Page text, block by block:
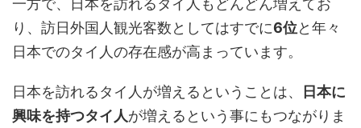
一方で、日本を訪れるタイ人もどんどん増えてお
り、訪日外国人観光客数としてはすでに6位と年々
日本でのタイ人の存在感が高まっています。
日本を訪れるタイ人が増えるということは、
日本に
興味を持つタイ人が増えるという事にもつながりま